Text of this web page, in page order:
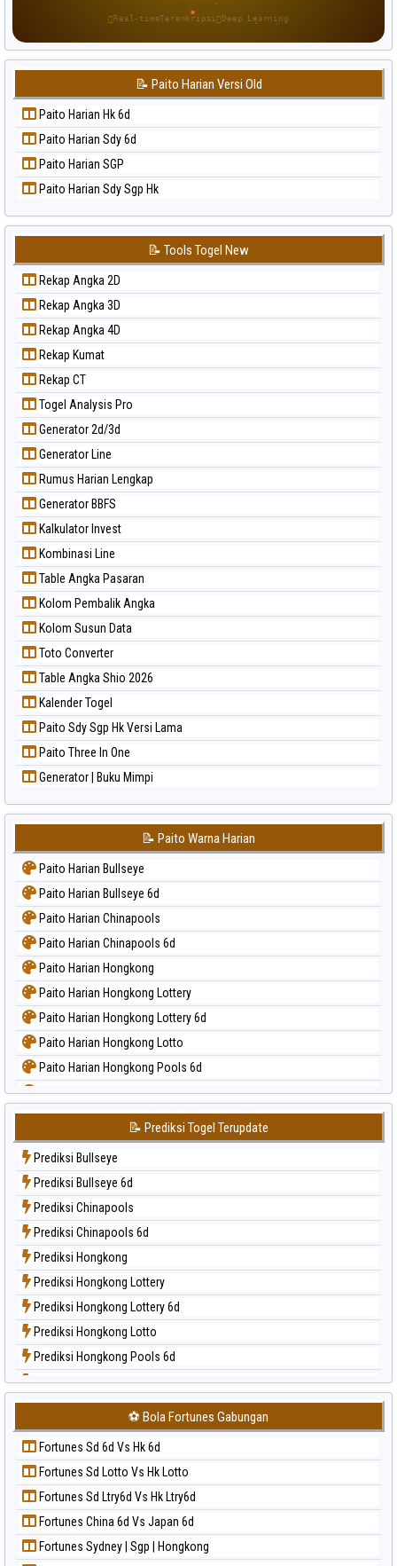
Paito Warna Sydney
Paito Warna Sydney Lottery
Paito Warna Sydney Lottery 6d
Paito Warna Sydney Lotto
Paito Warna Sydney Pools 6d
Paito Warna Taipei
Real-timeTerenkripsi Deep Learning
📝 Paito Harian Versi Old
Paito Harian Hk 6d
Paito Harian Sdy 6d
Paito Harian SGP
Paito Harian Sdy Sgp Hk
📝 Tools Togel New
Rekap Angka 2D
Rekap Angka 3D
Rekap Angka 4D
Rekap Kumat
Rekap CT
Togel Analysis Pro
Generator 2d/3d
Generator Line
Rumus Harian Lengkap
Generator BBFS
Kalkulator Invest
Kombinasi Line
Table Angka Pasaran
Kolom Pembalik Angka
Kolom Susun Data
Toto Converter
Table Angka Shio 2026
Kalender Togel
Paito Sdy Sgp Hk Versi Lama
Paito Three In One
Generator | Buku Mimpi
📝 Paito Warna Harian
Paito Harian Bullseye
Paito Harian Bullseye 6d
Paito Harian Chinapools
Paito Harian Chinapools 6d
Paito Harian Hongkong
Paito Harian Hongkong Lottery
Paito Harian Hongkong Lottery 6d
Paito Harian Hongkong Lotto
Paito Harian Hongkong Pools 6d
Paito Harian Japan
Paito Harian Japan 6d
Paito Harian Korea
Paito Harian Kuda Lari
Paito Harian Magnum Cambodia
Paito Harian Nagoya
Paito Harian New York Midday
Paito Harian North Carolina Day
Paito Harian Pcso
Paito Harian Pennsylvania Day
Paito Harian Sao Paulo
Paito Harian Singapore
Paito Harian Sydney
Paito Harian Sydney Lottery
Paito Harian Sydney Lottery 6d
Paito Harian Sydney Lotto
Paito Harian Sydney Pools 6d
Paito Harian Taipei
Paito Harian Taiwan
📝 Prediksi Togel Terupdate
Prediksi Bullseye
Prediksi Bullseye 6d
Prediksi Chinapools
Prediksi Chinapools 6d
Prediksi Hongkong
Prediksi Hongkong Lottery
Prediksi Hongkong Lottery 6d
Prediksi Hongkong Lotto
Prediksi Hongkong Pools 6d
Prediksi Japan
Prediksi Japan 6d
Prediksi Korea
Prediksi Kuda Lari
Prediksi Magnum Cambodia
Prediksi Nagoya
Prediksi North Carolina Day
Prediksi Pcso
⚽ Bola Fortunes Gabungan
Fortunes Sd 6d Vs Hk 6d
Fortunes Sd Lotto Vs Hk Lotto
Fortunes Sd Ltry6d Vs Hk Ltry6d
Fortunes China 6d Vs Japan 6d
Fortunes Sydney | Sgp | Hongkong